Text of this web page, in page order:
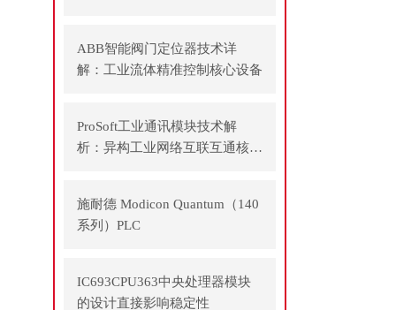
ABB智能阀门定位器技术详
解：工业流体精准控制核心设备
ProSoft工业通讯模块技术解
析：异构工业网络互联互通核心
施耐德 Modicon Quantum（140
系列）PLC
IC693CPU363中央处理器模块
的设计直接影响稳定性